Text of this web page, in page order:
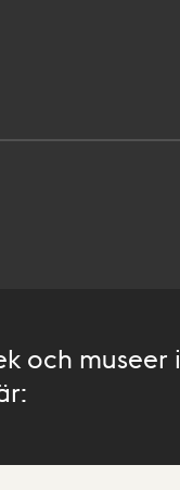
och museer i